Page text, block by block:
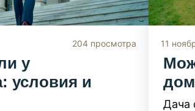
ошибок и
204 просмотра
у
условия и
11
Дача